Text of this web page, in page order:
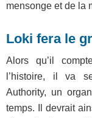
mensonge et de la
Loki fera le
Alors qu’il
l’histoire, il va
Authority, un
temps. Il devrait